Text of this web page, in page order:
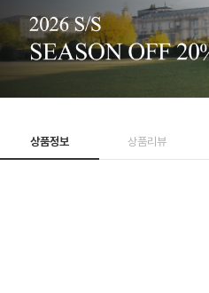
상품정보 상품리뷰